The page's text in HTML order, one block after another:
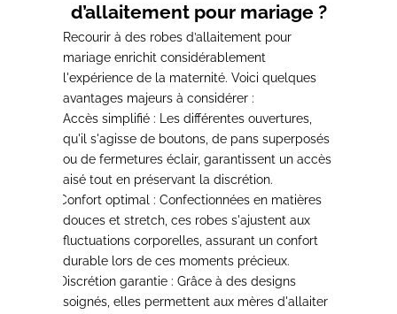
d’allaitement pour mariage ?
Recourir à des robes d’allaitement pour
mariage enrichit considérablement
l'expérience de la maternité. Voici quelques
avantages majeurs à considérer :
Accès simplifié : Les différentes ouvertures,
qu'il s'agisse de boutons, de pans superposés
ou de fermetures éclair, garantissent un accès
aisé tout en préservant la discrétion.
Confort optimal : Confectionnées en matières
douces et stretch, ces robes s'ajustent aux
fluctuations corporelles, assurant un confort
durable lors de ces moments précieux.
Discrétion garantie : Grâce à des designs
soignés, elles permettent aux mères d'allaiter